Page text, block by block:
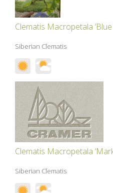
Clematis Macropetala ‘Blue
Siberian Clematis
Clematis Macropetala
Siberian Clematis